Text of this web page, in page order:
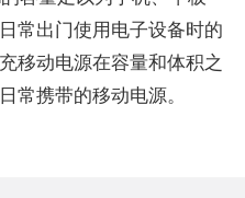
常出门使用电子设备时的
移动电源在容量和体积之
常携带的移动电源。